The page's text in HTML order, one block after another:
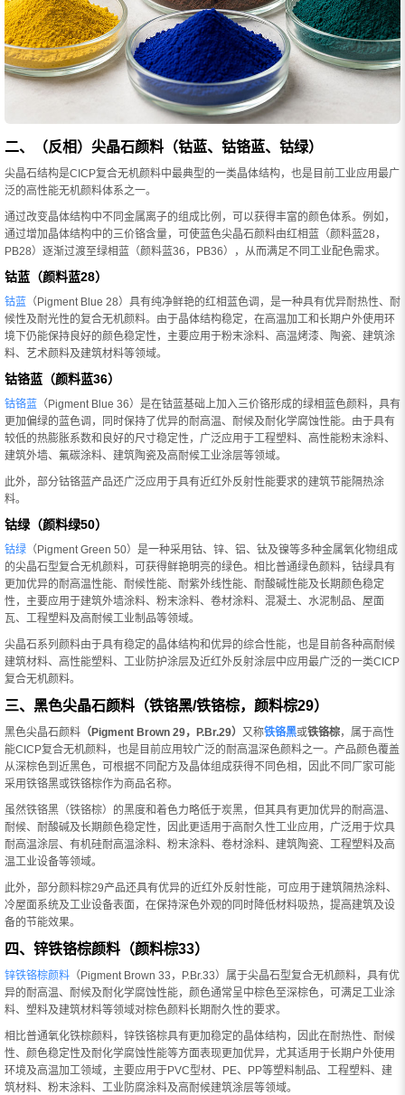
二、（反相）尖晶石颜料（钴蓝、钴铬蓝、钴绿）
尖晶石结构是CICP复合无机颜料中最典型的一类晶体结构，也是目前工业应用最广
泛的高性能无机颜料体系之一。
通过改变晶体结构中不同金属离子的组成比例，可以获得丰富的颜色体系。例如，
通过增加晶体结构中的三价铬含量，可使蓝色尖晶石颜料由红相蓝（颜料蓝28，
PB28）逐渐过渡至绿相蓝（颜料蓝36，PB36），从而满足不同工业配色需求。
钴蓝（颜料蓝28）
钴蓝 （Pigment Blue 28）具有纯净鲜艳的红相蓝色调，是一种具有优异耐热性、耐
候性及耐光性的复合无机颜料。由于晶体结构稳定，在高温加工和长期户外使用环
境下仍能保持良好的颜色稳定性，主要应用于粉末涂料、高温烤漆、陶瓷、建筑涂
料、艺术颜料及建筑材料等领域。
钴铬蓝（颜料蓝36）
钴铬蓝 （Pigment Blue 36）是在钴蓝基础上加入三价铬形成的绿相蓝色颜料，具有
更加偏绿的蓝色调，同时保持了优异的耐高温、耐候及耐化学腐蚀性能。由于具有
较低的热膨胀系数和良好的尺寸稳定性，广泛应用于工程塑料、高性能粉末涂料、
建筑外墙、氟碳涂料、建筑陶瓷及高耐候工业涂层等领域。
此外，部分钴铬蓝产品还广泛应用于具有近红外反射性能要求的建筑节能隔热涂
料。
钴绿（颜料绿50）
钴绿 （Pigment Green 50）是一种采用钴、锌、铝、钛及镍等多种金属氧化物组成
的尖晶石型复合无机颜料，可获得鲜艳明亮的绿色。相比普通绿色颜料，钴绿具有
更加优异的耐高温性能、耐候性能、耐紫外线性能、耐酸碱性能及长期颜色稳定
性，主要应用于建筑外墙涂料、粉末涂料、卷材涂料、混凝土、水泥制品、屋面
瓦、工程塑料及高耐候工业制品等领域。
尖晶石系列颜料由于具有稳定的晶体结构和优异的综合性能，也是目前各种高耐候
建筑材料、高性能塑料、工业防护涂层及近红外反射涂层中应用最广泛的一类CICP
复合无机颜料。
三、黑色尖晶石颜料（铁铬黑/铁铬棕，颜料棕29）
黑色尖晶石颜料 （Pigment Brown 29，P.Br.29） 又称铁铬黑或铁铬棕，属于高性
能CICP复合无机颜料，也是目前应用较广泛的耐高温深色颜料之一。产品颜色覆盖
从深棕色到近黑色，可根据不同配方及晶体组成获得不同色相，因此不同厂家可能
采用铁铬黑或铁铬棕作为商品名称。
虽然铁铬黑（铁铬棕）的黑度和着色力略低于炭黑，但其具有更加优异的耐高温、
耐候、耐酸碱及长期颜色稳定性，因此更适用于高耐久性工业应用，广泛用于炊具
耐高温涂层、有机硅耐高温涂料、粉末涂料、卷材涂料、建筑陶瓷、工程塑料及高
温工业设备等领域。
此外，部分颜料棕29产品还具有优异的近红外反射性能，可应用于建筑隔热涂料、
冷屋面系统及工业设备表面，在保持深色外观的同时降低材料吸热，提高建筑及设
备的节能效果。
四、锌铁铬棕颜料（颜料棕33）
锌铁铬棕颜料 （Pigment Brown 33，P.Br.33）属于尖晶石型复合无机颜料，具有优
异的耐高温、耐候及耐化学腐蚀性能，颜色通常呈中棕色至深棕色，可满足工业涂
料、塑料及建筑材料等领域对棕色颜料长期耐久性的要求。
相比普通氧化铁棕颜料，锌铁铬棕具有更加稳定的晶体结构，因此在耐热性、耐候
性、颜色稳定性及耐化学腐蚀性能等方面表现更加优异，尤其适用于长期户外使用
环境及高温加工领域，主要应用于PVC型材、PE、PP等塑料制品、工程塑料、建
筑材料、粉末涂料、工业防腐涂料及高耐候建筑涂层等领域。